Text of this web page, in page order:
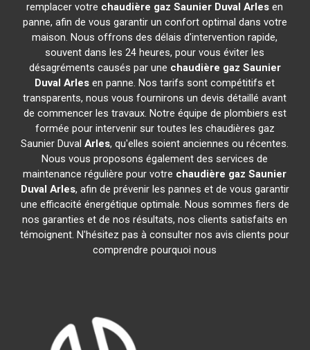
remplacer votre chaudière gaz Saunier Duval Arles en
panne, afin de vous garantir un confort optimal dans votre
maison. Nous offrons des délais d'intervention rapide,
souvent dans les 24 heures, pour vous éviter les
désagréments causés par une chaudière gaz Saunier
Duval Arles en panne. Nos tarifs sont compétitifs et
transparents, nous vous fournirons un devis détaillé avant
de commencer les travaux. Notre équipe de plombiers est
formée pour intervenir sur toutes les chaudières gaz
Saunier DuvalArles, qu'elles soient anciennes ou récentes.
Nous vous proposons également des services de
maintenance régulière pour votre chaudière gaz Saunier
Duval Arles, afin de prévenir les pannes et de vous garantir
une efficacité énergétique optimale. Nous sommes fiers de
nos garanties et de nos résultats, nos clients satisfaits en
témoignent. N'hésitez pas à consulter nos avis clients pour
comprendre pourquoi nous